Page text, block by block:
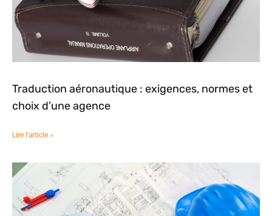
Traduction aéronautique : exigences, normes et
choix d’une agence
Lire l'article »